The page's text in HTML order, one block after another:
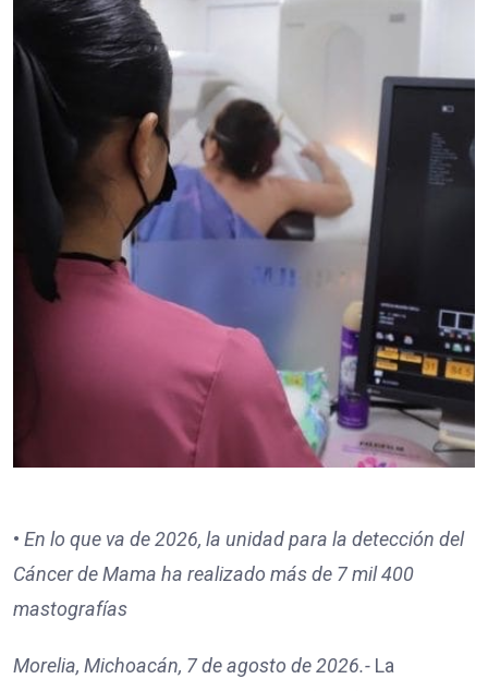
•⁠ ⁠En lo que va de 2026, la unidad para la detección del
Cáncer de Mama ha realizado más de 7 mil 400
mastografías
Morelia, Michoacán, 7 de agosto de 2026.- La